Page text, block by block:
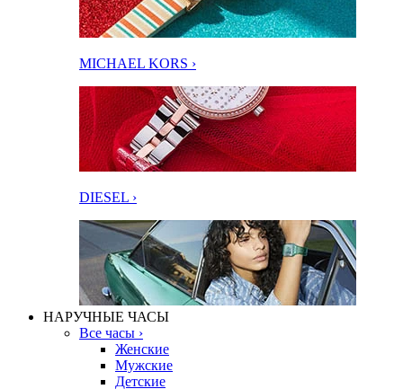
MICHAEL KORS ›
DIESEL ›
НАРУЧНЫЕ ЧАСЫ
Все часы ›
Женские
Мужские
Детские